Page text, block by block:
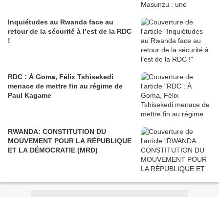
Inquiétudes au Rwanda face au
retour de la sécurité à l’est de la RDC
!
RDC : À Goma, Félix Tshisekedi
menace de mettre fin au régime de
Paul Kagame
RWANDA: CONSTITUTION DU
MOUVEMENT POUR LA RÉPUBLIQUE
ET LA DÉMOCRATIE (MRD)